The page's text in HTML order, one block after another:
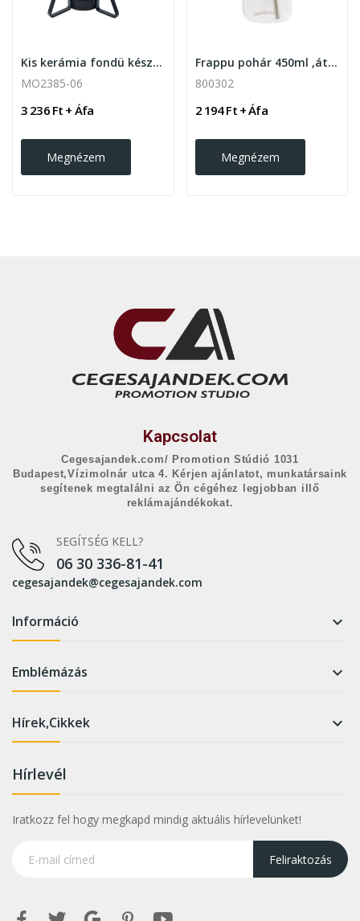
Kis kerámia fondü készlet két személyre, fehér
MO2385-06
3 236 Ft + Áfa
Megnézem
Frappu pohár 450ml ,átlátszó
800302
2 194 Ft + Áfa
Megnézem
Kapcsolat
Cegesajandek.com/ Promotion Stúdió 1031
Budapest,Vízimolnár utca 4. Kérjen ajánlatot, munkatársaink
segítenek megtalálni az Ön cégéhez legjobban illő
reklámajándékokat.
SEGÍTSÉG KELL?
06 30 336-81-41
cegesajandek@cegesajandek.com
Információ 
Emblémázás 
Hírek,Cikkek 
Hírlevél
Iratkozz fel hogy megkapd mindig aktuális hírlevelünket!
Feliraktozás